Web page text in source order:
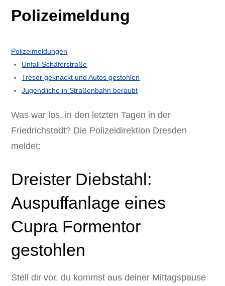
Polizeimeldung
Polizeimeldungen
Unfall Schäferstraße
Tresor geknackt und Autos gestohlen
Jugendliche in Straßenbahn beraubt
Was war los, in den letzten Tagen in der
Friedrichstadt? Die Polizeidirektion Dresden
meldet:
Dreister Diebstahl:
Auspuffanlage eines
Cupra Formentor
gestohlen
Stell dir vor, du kommst aus deiner Mittagspause